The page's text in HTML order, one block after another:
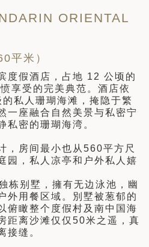
ORIENTAL
平米）
度假酒店，占地 12 公顷的
享受的完美典范。酒店依
私人珊瑚海滩，掩隐于繁
一座融合自然美景与私密宁
私密的珊瑚海湾。
，房间最小也从560平方尺
园，私人凉亭和户外私人嬉
栋别墅，擁有无边泳池，幽
外用餐区域。別墅被葱郁的
俯瞰整个度假村及南中国海
距离沙滩仅仅50米之遥，真
接缝。